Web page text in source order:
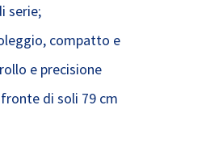
serie;
compatto e
e precisione
di soli 79 cm